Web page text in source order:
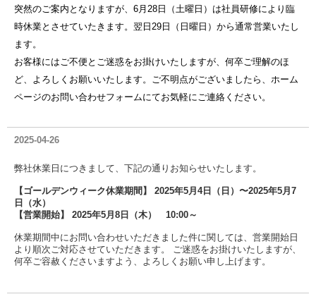
突然のご案内となりますが、6月28日（土曜日）は社員研修により臨
時休業とさせていたきます。翌日29日（日曜日）から通常営業いたし
ます。
お客様にはご不便とご迷惑をお掛けいたしますが、何卒ご理解のほ
ど、よろしくお願いいたします。ご不明点がございましたら、ホーム
ページのお問い合わせフォームにてお気軽にご連絡ください。
2025-04-26
弊社休業日につきまして、下記の通りお知らせいたします。
【ゴールデンウィーク休業期間】 2025年5月4日（日）〜2025年5月7
日（水）
【営業開始】 2025年5月8日（木） 10:00～
休業期間中にお問い合わせいただきました件に関しては、営業開始日
より順次ご対応させていただきます。 ご迷惑をお掛けいたしますが、
何卒ご容赦くださいますよう、よろしくお願い申し上げます。